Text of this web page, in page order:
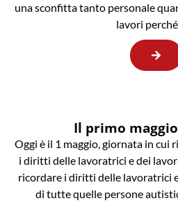
una sconfitta tanto personale
lavori
Il primo
Oggi è il 1 maggio, giornata in cui
i diritti delle lavoratrici e dei
ricordare i diritti delle lavoratrici
di tutte quelle persone